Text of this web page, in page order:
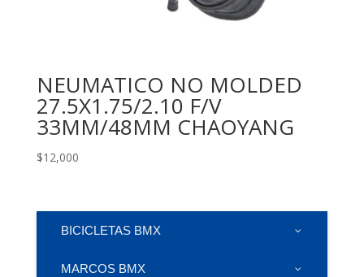
NEUMATICO NO MOLDED
27.5X1.75/2.10 F/V
33MM/48MM CHAOYANG
$12,000
BICICLETAS BMX
MARCOS BMX